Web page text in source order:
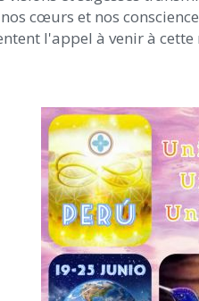
cœurs et nos
l'appel à venir à